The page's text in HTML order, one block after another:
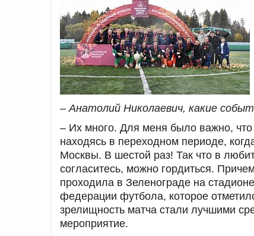
– Анатолий Николаевич, какие
– Их много. Для меня было важно, что
находясь в переходном периоде,
Москвы. В шестой раз! Так что в
согласитесь, можно гордиться.
проходила в Зеленограде на
федерации футбола, которое
зрелищность матча стали лучшими
мероприятие.